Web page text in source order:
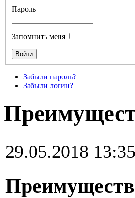
Пароль
Запомнить меня
Забыли пароль?
Забыли логин?
29.05.2018 13:35